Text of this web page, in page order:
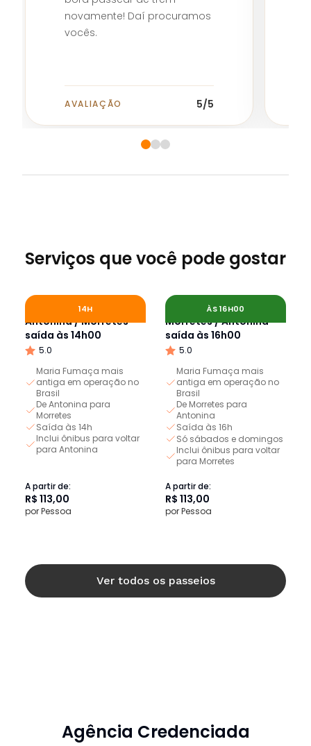
novamente! Daí procuramos
vocês.
AVALIAÇÃO 5/5
Serviços que você pode gostar
14H
Maria Fumaça
Antonina / Morretes -
saída às 14h00
5.0
Maria Fumaça mais
antiga em operação no
Brasil
De Antonina para
Morretes
Saída às 14h
Inclui ônibus para voltar
para Antonina
A partir de:
R$ 113,00
por Pessoa
ÀS 16H00
Maria Fumaça
Morretes / Antonina -
saída às 16h00
5.0
Maria Fumaça mais
antiga em operação no
Brasil
De Morretes para
Antonina
Saída às 16h
Só sábados e domingos
Inclui ônibus para voltar
para Morretes
A partir de:
R$ 113,00
por Pessoa
Ver todos os passeios
Agência Credenciada